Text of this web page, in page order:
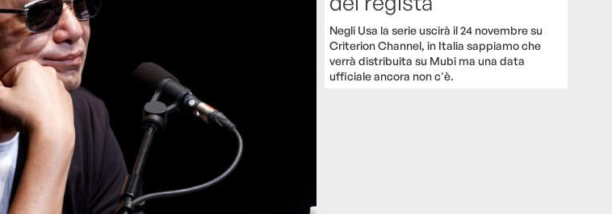
Negli Usa la serie uscirà il 24 novembre su
Criterion Channel, in Italia sappiamo che
verrà distribuita su Mubi ma una data
ufficiale ancora non c'è.